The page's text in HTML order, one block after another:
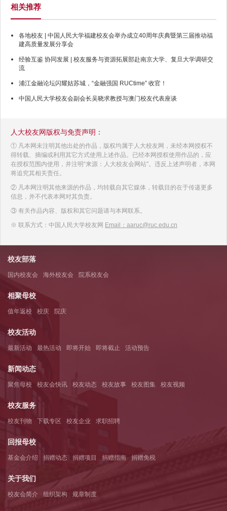
相关推荐
各地校友 | 中国人民大学福建校友会举办成立40周年庆典暨第三届推动福
建高质量发展分享会
经验互鉴 协同发展 | 校友服务与资源拓展部赴南京大学、复旦大学调研交
流
浦江金融论坛闪耀姑苏城，“金融强国 RUCtime” 收官！
中国人民大学校友会副会长吴晓求教授与澳门校友代表座谈
人大校友网版权与免责声明：
① 凡本网未注明其他出处的作品，版权均属于人大校友网，未经本网授权不
得转载、摘编或利用其它方式使用上述作品。已经本网授权使用作品的，应
在授权范围内使用，并注明“来源：人大校友会网站”。违反上述声明者，本网
将追究其相关责任。
② 凡本网注明其他来源的作品，均转载自其它媒体，转载目的在于传递更多
信息，并不代表本网对其负责。
③ 有关作品内容、版权和其它问题请与本网联系。
※ 联系方式：中国人民大学校友网 Email：aaruc@ruc.edu.cn
校友部落
国内校友会 海外校友会 院系校友会
相聚母校
值年返校 校庆 院庆
校友活动
最新活动 最热活动 即将开始 即将截止 活动预告
新闻动态
聚焦母校 校友会快讯 校友动态 校友故事 校友图集 校友视频
校友服务
校友刊物 下载专区 校友企业 求职招聘
回报母校
基金会介绍 捐赠动态 捐赠项目 捐赠指南 捐赠免税
关于我们
校友会简介 组织架构 规章制度